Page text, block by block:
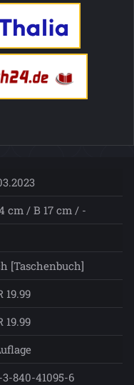
cm / B 17 cm / -
[Taschenbuch]
19.99
19.99
3-840-41095-6